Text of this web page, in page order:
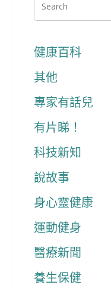
健康百科
其他
專家有話兒
有片睇！
科技新知
說故事
身心靈健康
運動健身
醫療新聞
養生保健